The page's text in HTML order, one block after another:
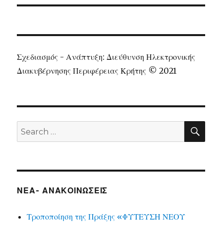
Σχεδιασμός - Ανάπτυξη: Διεύθυνση Ηλεκτρονικής
Διακυβέρνησης Περιφέρειας Κρήτης © 2021
Search
for:
ΝΕΑ- ΑΝΑΚΟΙΝΩΣΕΙΣ
Τροποποίηση της Πράξης «ΦΥΤΕΥΣΗ ΝΕΟΥ